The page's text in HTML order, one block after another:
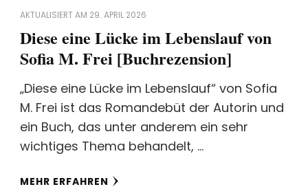
AKTUALISIERT AM 29. APRIL 2026
Diese eine Lücke im Lebenslauf von
Sofia M. Frei [Buchrezension]
„Diese eine Lücke im Lebenslauf“ von Sofia
M. Frei ist das Romandebüt der Autorin und
ein Buch, das unter anderem ein sehr
wichtiges Thema behandelt, …
MEHR ERFAHREN